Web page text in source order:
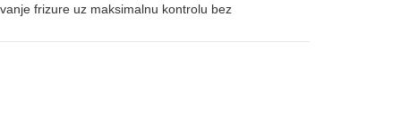
frizure uz maksimalnu kontrolu bez